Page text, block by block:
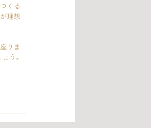
くる
理想
りま
う。